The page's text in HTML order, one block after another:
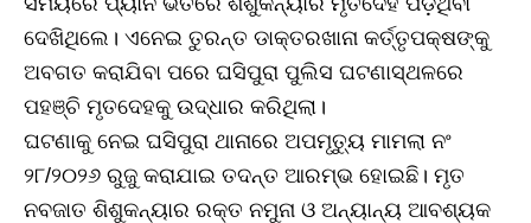
ଦେଖିଥିଲେ। ଏନେଇ ତୁରନ୍ତ ଡାକ୍ତରଖାନା କର୍ତ୍ତୃପକ୍ଷଙ୍କୁ
ଅବଗତ କରାଯିବା ପରେ ଘସିପୁରା ପୁଲିସ ଘଟଣାସ୍ଥଳରେ
ପହଞ୍ଚି ମୃତଦେହକୁ ଉଦ୍ଧାର କରିଥିଲା।
ଘଟଣାକୁ ନେଇ ଘସିପୁରା ଥାନାରେ ଅପମୃତ୍ୟୁ ମାମଲା ନଂ
୨୮/୨୦୨୬ ରୁଜୁ କରାଯାଇ ତଦନ୍ତ ଆରମ୍ଭ ହୋଇଛି। ମୃତ
ନବଜାତ ଶିଶୁକନ୍ୟାର ରକ୍ତ ନମୁନା ଓ ଅନ୍ୟାନ୍ୟ ଆବଶ୍ୟକ